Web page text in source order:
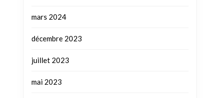
mars 2024
décembre 2023
juillet 2023
mai 2023